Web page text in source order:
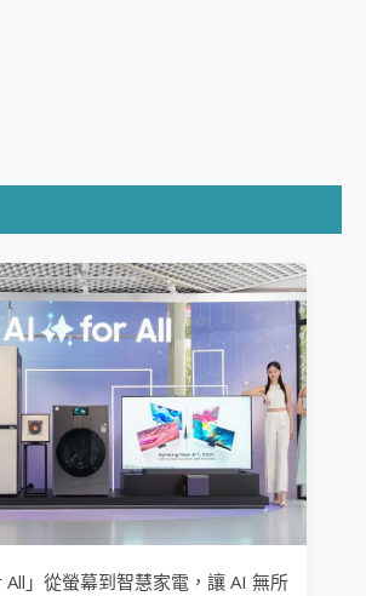
」從螢幕到智慧家電，讓 AI 無所